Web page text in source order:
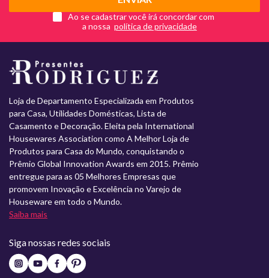
Ao se cadastrar você irá concordar com
a nossa
Loja de Departamento Especializada em Produtos
para Casa, Utilidades Domésticas, Lista de
Casamento e Decoração. Eleita pela International
Housewares Association como A Melhor Loja de
Produtos para Casa do Mundo, conquistando o
Prêmio Global Innovation Awards em 2015. Prêmio
entregue para as 05 Melhores Empresas que
promovem Inovação e Excelência no Varejo de
Houseware em todo o Mundo.
Saiba mais
Siga nossas redes sociais